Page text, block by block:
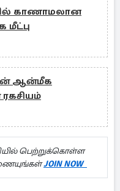
காணாமலான
மீட்பு
ஆன்மீக
பெற்றுக்கொள்ள
JOIN NOW